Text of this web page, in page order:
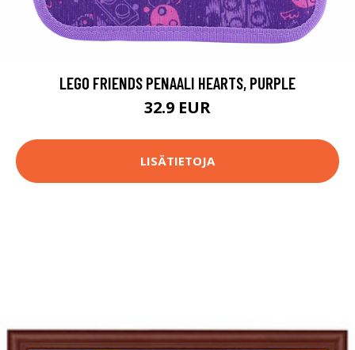
LEGO FRIENDS PENAALI HEARTS, PURPLE
32.9 EUR
LISÄTIETOJA